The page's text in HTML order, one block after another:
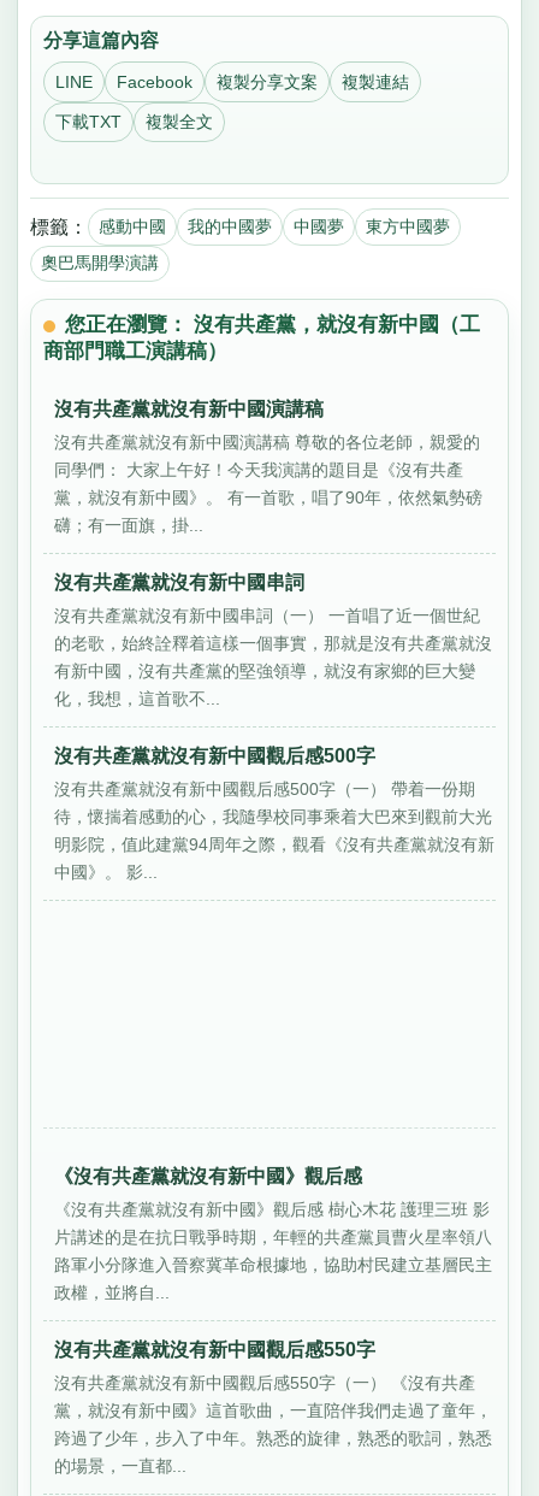
分享這篇內容
LINE Facebook 複製分享文案 複製連結
下載TXT 複製全文
標籤： 感動中國 我的中國夢 中國夢
東方中國夢
奧巴馬開學演講
您正在瀏覽： 沒有共產黨，就沒有新中國（工
商部門職工演講稿）
沒有共產黨就沒有新中國演講稿
沒有共產黨就沒有新中國演講稿 尊敬的各位老師，親愛的
同學們： 大家上午好！今天我演講的題目是《沒有共產
黨，就沒有新中國》。 有一首歌，唱了90年，依然氣勢磅
礴；有一面旗，掛...
沒有共產黨就沒有新中國串詞
沒有共產黨就沒有新中國串詞（一） 一首唱了近一個世紀
的老歌，始終詮釋着這樣一個事實，那就是沒有共產黨就沒
有新中國，沒有共產黨的堅強領導，就沒有家鄉的巨大變
化，我想，這首歌不...
沒有共產黨就沒有新中國觀后感500字
沒有共產黨就沒有新中國觀后感500字（一） 帶着一份期
待，懷揣着感動的心，我隨學校同事乘着大巴來到觀前大光
明影院，值此建黨94周年之際，觀看《沒有共產黨就沒有新
中國》。 影...
《沒有共產黨就沒有新中國》觀后感
《沒有共產黨就沒有新中國》觀后感 樹心木花 護理三班 影
片講述的是在抗日戰爭時期，年輕的共產黨員曹火星率領八
路軍小分隊進入晉察冀革命根據地，協助村民建立基層民主
政權，並將自...
沒有共產黨就沒有新中國觀后感550字
沒有共產黨就沒有新中國觀后感550字（一） 《沒有共產
黨，就沒有新中國》這首歌曲，一直陪伴我們走過了童年，
跨過了少年，步入了中年。熟悉的旋律，熟悉的歌詞，熟悉
的場景，一直都...